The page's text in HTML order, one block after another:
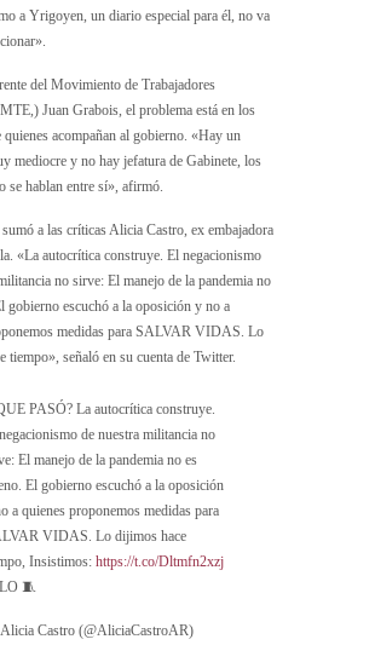
a Yrigoyen, un diario especial para él, no va
del Movimiento de Trabajadores
Juan Grabois, el problema está en los
quienes acompañan al gobierno. «Hay un
mediocre y no hay jefatura de Gabinete, los
se hablan entre sí», afirmó.
sumó a las críticas Alicia Castro, ex embajadora
«La autocrítica construye. El negacionismo
no sirve: El manejo de la pandemia no
gobierno escuchó a la oposición y no a
medidas para SALVAR VIDAS. Lo
tiempo», señaló en su cuenta de Twitter.
PASÓ? La autocrítica construye.
de nuestra militancia no
El manejo de la pandemia no es
El gobierno escuchó a la oposición
a quienes proponemos medidas para
VIDAS. Lo dijimos hace
Insistimos: https://t.co/Dltmfn2xzj
🧵
Castro (@AliciaCastroAR)